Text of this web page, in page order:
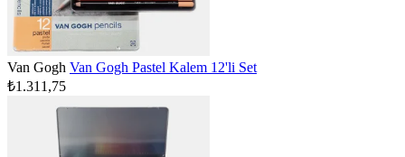
Van Gogh Van Gogh Pastel Kalem 12'li Set
₺1.311,75